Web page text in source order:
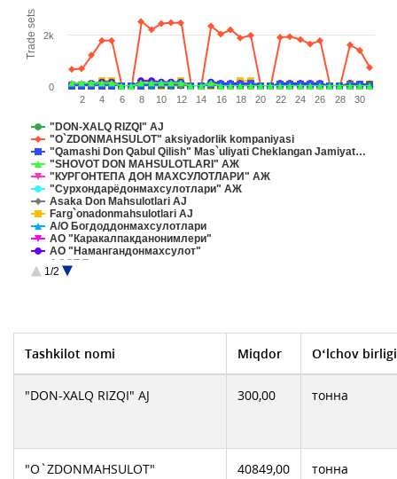
Trade sets
"DON-XALQ RIZQI" AJ
"O`ZDONMAHSULOT" aksiyadorlik komрaniyasi
"Qamashi Don Qabul Qilish" Mas`uliyati Cheklangan Jamiyat…
"SHOVOT DON MAHSULOTLARI" АЖ
"КУРГОНТЕПА ДОН МАХСУЛОТЛАРИ" АЖ
"Сурхондарёдонмахсулотлари" АЖ
Asaka Don Mahsulotlari AJ
Farg`onadonmahsulotlari AJ
А/О Богдоддонмахсулотлари
АО "Каракалпакданонимлери"
АО "Намангандонмахсулот"
АООТ Тахиаташ дан
Бух. Дон Махсулот
Шурчи Дон махсулотлари корхонаси
1/2
2 4 6 8 10 12 14 16 18 20 22 24 26 28 30
0
2k
Tashkilot nomi Miqdor O‘lchov birligi
"DON-XALQ RIZQI" AJ 300,00 тонна
"O`ZDONMAHSULOT"
40849,00 тонна